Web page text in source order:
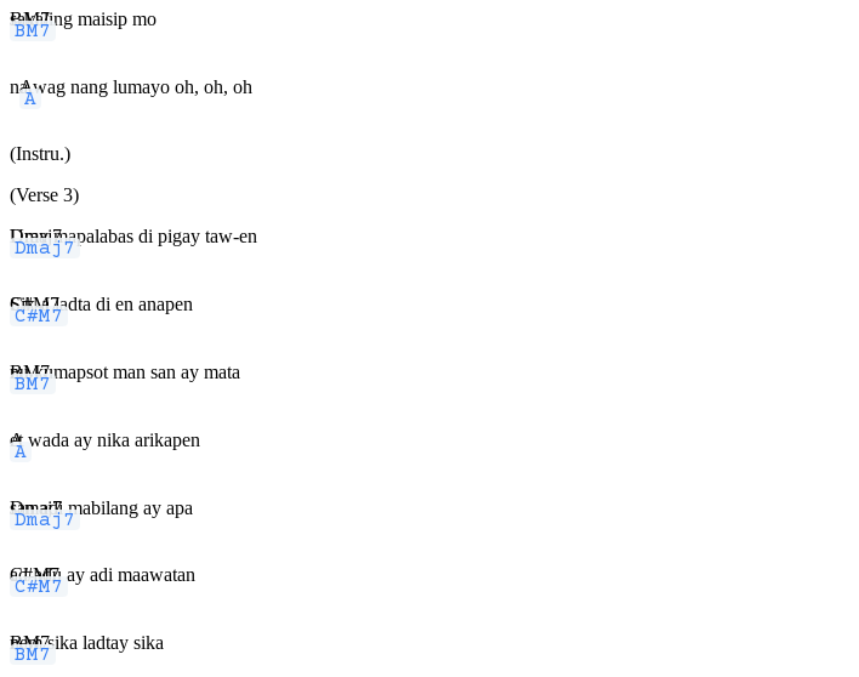
BM7
sakaling maisip mo
nA
a wag nang lumayo oh, oh, oh
(Instru.)
(Verse 3)
Dmaj7
Uray mapalabas di pigay taw-en
C#M7
Sik-a ladta di en anapen
BM7
nu kumapsot man san ay mata
A
et wada ay nika arikapen
Dmaj7
san adi mabilang ay apa
C#M7
ad-adu ay adi maawatan
BM7
nem sika ladtay sika